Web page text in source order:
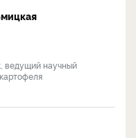
ведущий научный